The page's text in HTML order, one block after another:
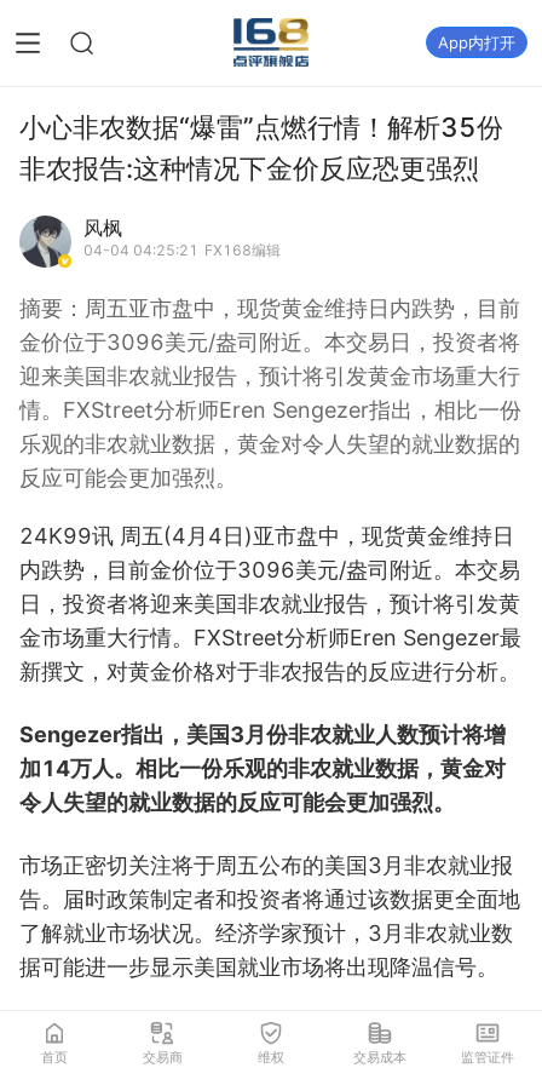
App内打开
小心非农数据“爆雷”点燃行情！解析35份
非农报告:这种情况下金价反应恐更强烈
风枫
04-04 04:25:21 FX168编辑
摘要： 周五亚市盘中，现货黄金维持日内跌势，目前
金价位于3096美元/盎司附近。本交易日，投资者将
迎来美国非农就业报告，预计将引发黄金市场重大行
情。FXStreet分析师Eren Sengezer指出，相比一份
乐观的非农就业数据，黄金对令人失望的就业数据的
反应可能会更加强烈。
24K99讯 周五(4月4日)亚市盘中，现货黄金维持日
内跌势，目前金价位于3096美元/盎司附近。本交易
日，投资者将迎来美国非农就业报告，预计将引发黄
金市场重大行情。FXStreet分析师Eren Sengezer最
新撰文，对黄金价格对于非农报告的反应进行分析。
Sengezer指出，美国3月份非农就业人数预计将增
加14万人。相比一份乐观的非农就业数据，黄金对
令人失望的就业数据的反应可能会更加强烈。
市场正密切关注将于周五公布的美国3月非农就业报
告。届时政策制定者和投资者将通过该数据更全面地
了解就业市场状况。经济学家预计，3月非农就业数
据可能进一步显示美国就业市场将出现降温信号。
北京时间周五20:30，美国将公布3月非农就业报
告。权威媒体调查显示，美国3月非农就业人数料增
首页 交易商 维权 交易成本 监管证件